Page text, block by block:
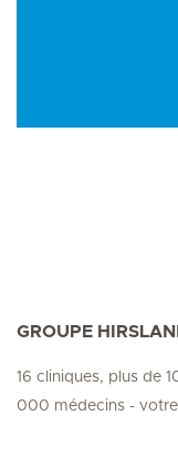
GROUPE
16 cliniques, plus de
000 médecins -